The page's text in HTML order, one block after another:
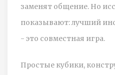
заменят общение. Но
показывают: лучший
- это совместная игра.
Простые кубики,